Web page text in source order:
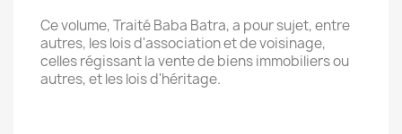
Ce volume, Traité Baba Batra, a pour sujet, entre
autres, les lois d'association et de voisinage,
celles régissant la vente de biens immobiliers ou
autres, et les lois d'héritage.